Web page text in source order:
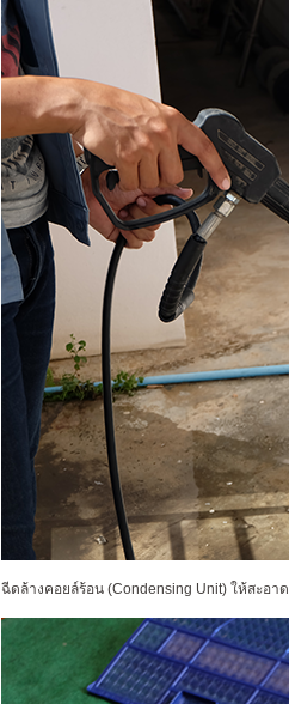
ฉีดล้างคอยล์ร้อน (Condensing Unit) ให้สะอาด